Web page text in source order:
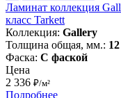
Ламинат коллекция
класс Tarkett
Коллекция: Gallery
Толщина общая, мм.: 12
Фаска: С фаской
Цена
2 336 ₽/м²
Подробнее